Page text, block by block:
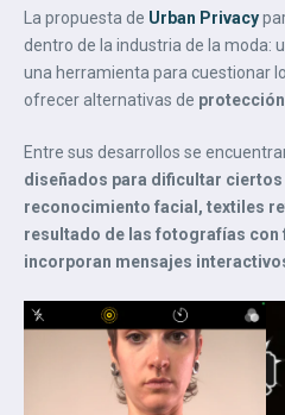
La propuesta de Urban Privacy
dentro de la industria de la moda:
una herramienta para cuestionar
ofrecer alternativas de
Entre sus desarrollos se
diseñados para dificultar
reconocimiento facial, textiles
resultado de las fotografías con
incorporan mensajes